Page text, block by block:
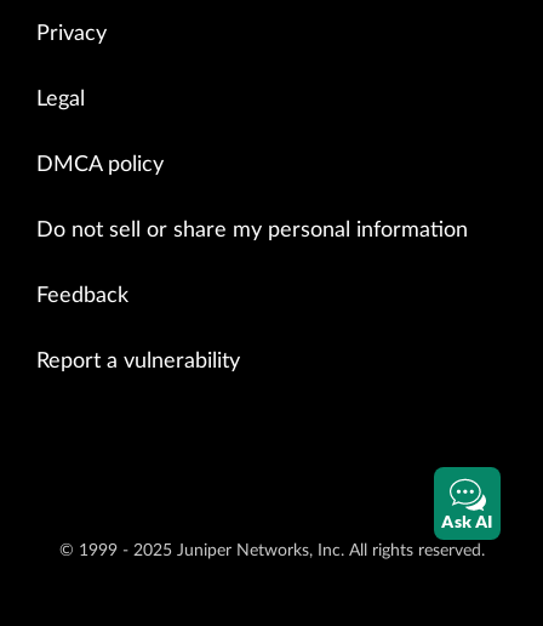
Privacy
Legal
DMCA policy
Do not sell or share my personal information
Feedback
Report a vulnerability
© 1999 - 2025 Juniper Networks, Inc. All rights reserved.
Ask AI